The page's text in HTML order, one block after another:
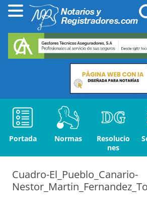
Portada Normas
Resolucio
nes
Cuadro-El_Pueblo_Canario-